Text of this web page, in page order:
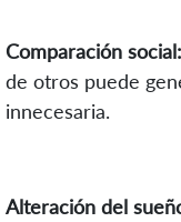
Comparación social:
de otros puede
innecesaria.
Alteración del